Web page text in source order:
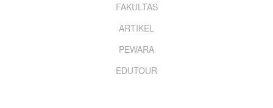
FAKULTAS
ARTIKEL
PEWARA
EDUTOUR